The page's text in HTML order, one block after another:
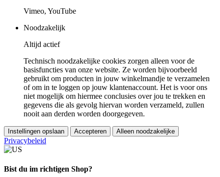
Vimeo, YouTube
Noodzakelijk
Altijd actief
Technisch noodzakelijke cookies zorgen alleen voor de
basisfuncties van onze website. Ze worden bijvoorbeeld
gebruikt om producten in jouw winkelmandje te verzamelen
of om in te loggen op jouw klantenaccount. Het is voor ons
niet mogelijk om hiermee conclusies over jou te trekken en
gegevens die als gevolg hiervan worden verzameld, zullen
nooit aan derden worden doorgegeven.
Instellingen opslaan Accepteren Alleen noodzakelijke
Privacybeleid
Bist du im richtigen Shop?